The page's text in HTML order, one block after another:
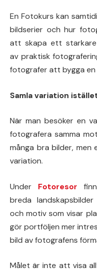
En Fotokurs kan
bildserier och hur
att skapa ett starkare
av praktisk
fotografer att bygga
Samla variation
När man besöker en
fotografera samma
många bra bilder,
variation.
Under Fotoresor
breda
och motiv som visar
gör portföljen mer
bild av fotografens
Målet är inte att visa